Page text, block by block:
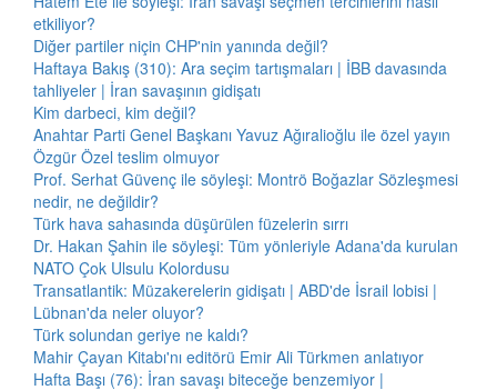
etkiliyor?
Diğer partiler niçin CHP'nin yanında değil?
Haftaya Bakış (310): Ara seçim tartışmaları | İBB davasında
tahliyeler | İran savaşının gidişatı
Kim darbeci, kim değil?
Anahtar Parti Genel Başkanı Yavuz Ağıralioğlu ile özel yayın
Özgür Özel teslim olmuyor
Prof. Serhat Güvenç ile söyleşi: Montrö Boğazlar Sözleşmesi
nedir, ne değildir?
Türk hava sahasında düşürülen füzelerin sırrı
Dr. Hakan Şahin ile söyleşi: Tüm yönleriyle Adana'da kurulan
NATO Çok Ulsulu Kolordusu
Transatlantik: Müzakerelerin gidişatı | ABD'de İsrail lobisi |
Lübnan'da neler oluyor?
Türk solundan geriye ne kaldı?
Mahir Çayan Kitabı'nı editörü Emir Ali Türkmen anlatıyor
Hafta Başı (76): İran savaşı biteceğe benzemiyor |